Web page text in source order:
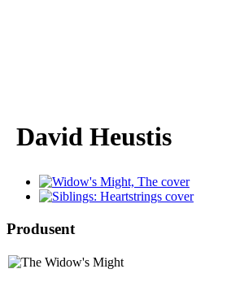
David Heustis
Produsent